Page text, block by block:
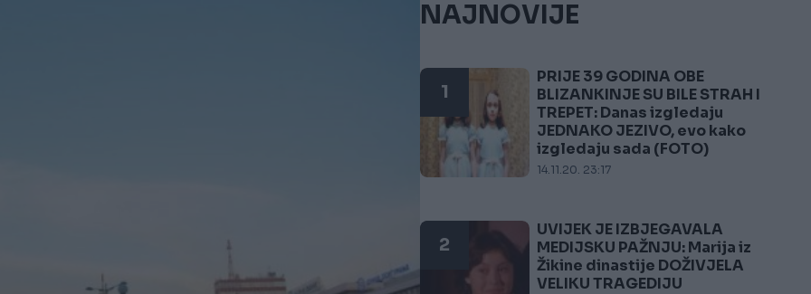
NAJNOVIJE
1
PRIJE 39 GODINA OBE
BLIZANKINJE SU BILE STRAH I
TREPET: Danas izgledaju
JEDNAKO JEZIVO, evo kako
izgledaju sada (FOTO)
14.11.20. 23:17
2
UVIJEK JE IZBJEGAVALA
MEDIJSKU PAŽNJU: Marija iz
Žikine dinastije DOŽIVJELA
VELIKU TRAGEDIJU